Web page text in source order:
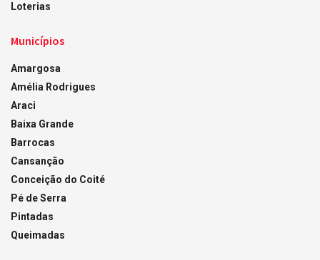
Loterias
Municípios
Amargosa
Amélia Rodrigues
Araci
Baixa Grande
Barrocas
Cansanção
Conceição do Coité
Pé de Serra
Pintadas
Queimadas